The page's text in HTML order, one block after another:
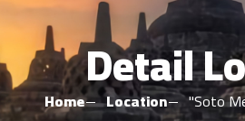
Detail
Home Location "Soto